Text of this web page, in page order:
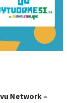
Network –